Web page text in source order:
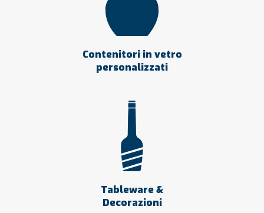
Contenitori in vetro
personalizzati
Tableware &
Decorazioni